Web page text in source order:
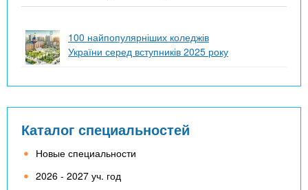
100 найпопулярніших коледжів
України серед вступників 2025 року
Каталог специальностей
Новые специальности
2026 - 2027 уч. год